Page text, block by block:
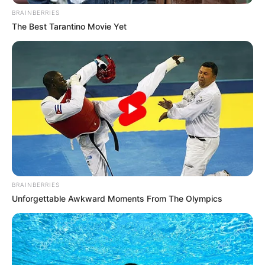
Kedveld Te is
A hatóságok korábban villámgyorsan lezárták az
ügyet
Hirdetés
BRAINBERRIES
The Best Tarantino Movie Yet
BRAINBERRIES
Unforgettable Awkward Moments From The Olympics